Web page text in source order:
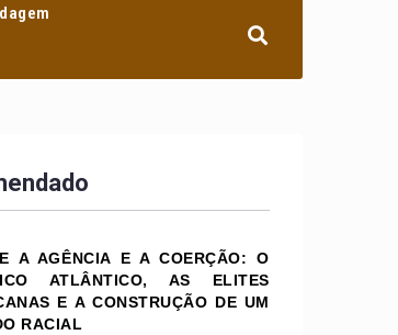
A AGÊNCIA E A COERÇÃO: O
ATLÂNTICO, AS ELITES
E A CONSTRUÇÃO DE UM
RACIAL